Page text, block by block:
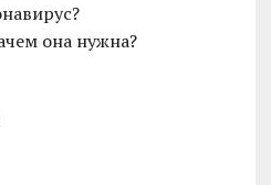
она нужна?